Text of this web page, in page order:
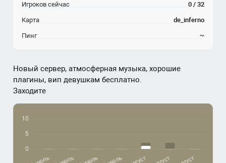
Новый сервер, атмосферная музыка, хорошие
плагины, вип девушкам бесплатно.
Заходите
Игроков сейчас 0 / 32
Карта de_inferno
Пинг ~